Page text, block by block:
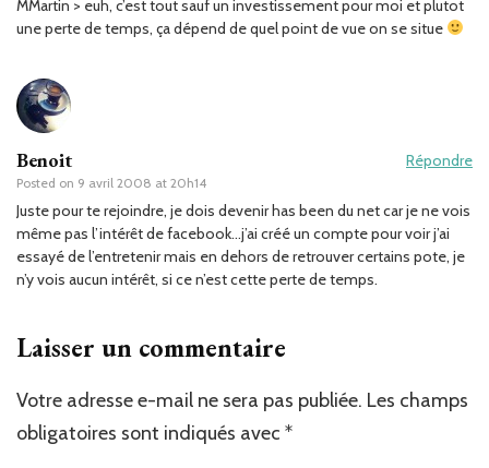
MMartin > euh, c’est tout sauf un investissement pour moi et plutot
une perte de temps, ça dépend de quel point de vue on se situe
Benoit
Posted on 9 avril 2008 at 20h14
Répondre
Juste pour te rejoindre, je dois devenir has been du net car je ne vois
même pas l’intérêt de facebook…j’ai créé un compte pour voir j’ai
essayé de l’entretenir mais en dehors de retrouver certains pote, je
n’y vois aucun intérêt, si ce n’est cette perte de temps.
Laisser un commentaire
Votre adresse e-mail ne sera pas publiée. Les champs
obligatoires sont indiqués avec *